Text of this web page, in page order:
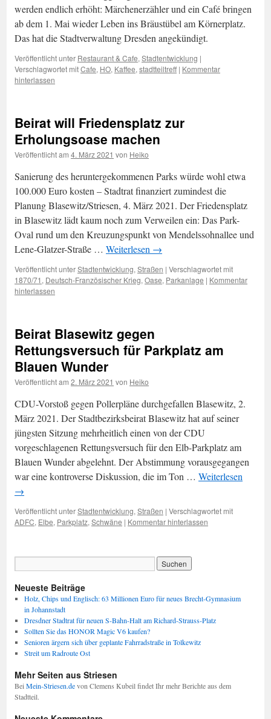
werden endlich erhöht: Märchenerzähler und ein Café bringen
ab dem 1. Mai wieder Leben ins Bräustübel am Körnerplatz.
Das hat die Stadtverwaltung Dresden angekündigt.
Veröffentlicht unter Restaurant & Cafe, Stadtentwicklung |
Verschlagwortet mitCafe, HO, Kaffee, stadtteiltreff | Kommentar
hinterlassen
Beirat will Friedensplatz zur
Erholungsoase machen
Veröffentlicht am 4. März 2021 von Heiko
Sanierung des heruntergekommenen Parks würde wohl etwa
100.000 Euro kosten – Stadtrat finanziert zumindest die
Planung Blasewitz/Striesen, 4. März 2021. Der Friedensplatz
in Blasewitz lädt kaum noch zum Verweilen ein: Das Park-
Oval rund um den Kreuzungspunkt von Mendelssohnallee und
Lene-Glatzer-Straße … Weiterlesen →
Veröffentlicht unterStadtentwicklung, Straßen | Verschlagwortet mit
1870/71 , Deutsch-Französischer Krieg, Oase, Parkanlage | Kommentar
hinterlassen
Beirat Blasewitz gegen
Rettungsversuch für Parkplatz am
Blauen Wunder
Veröffentlicht am 2. März 2021 von Heiko
CDU-Vorstoß gegen Pollerpläne durchgefallen Blasewitz, 2.
März 2021. Der Stadtbezirksbeirat Blasewitz hat auf seiner
jüngsten Sitzung mehrheitlich einen von der CDU
vorgeschlagenen Rettungsversuch für den Elb-Parkplatz am
Blauen Wunder abgelehnt. Der Abstimmung vorausgegangen
war eine kontroverse Diskussion, die im Ton … Weiterlesen
→
Veröffentlicht unterStadtentwicklung, Straßen | Verschlagwortet mit
ADFC, Elbe, Parkplatz, Schwäne | Kommentar hinterlassen
Neueste Beiträge
Holz, Chips und Englisch: 63 Millionen Euro für neues Brecht-Gymnasium
in Johannstadt
Dresdner Stadtrat für neuen S-Bahn-Halt am Richard-Strauss-Platz
Sollten Sie das HONOR Magic V6 kaufen?
Senioren ärgern sich über geplante Fahrradstraße in Tolkewitz
Streit um Radroute Ost
Mehr Seiten aus Striesen
Bei Mein-Striesen.devon Clemens Kubeil findet Ihr mehr Berichte aus dem
Stadtteil.